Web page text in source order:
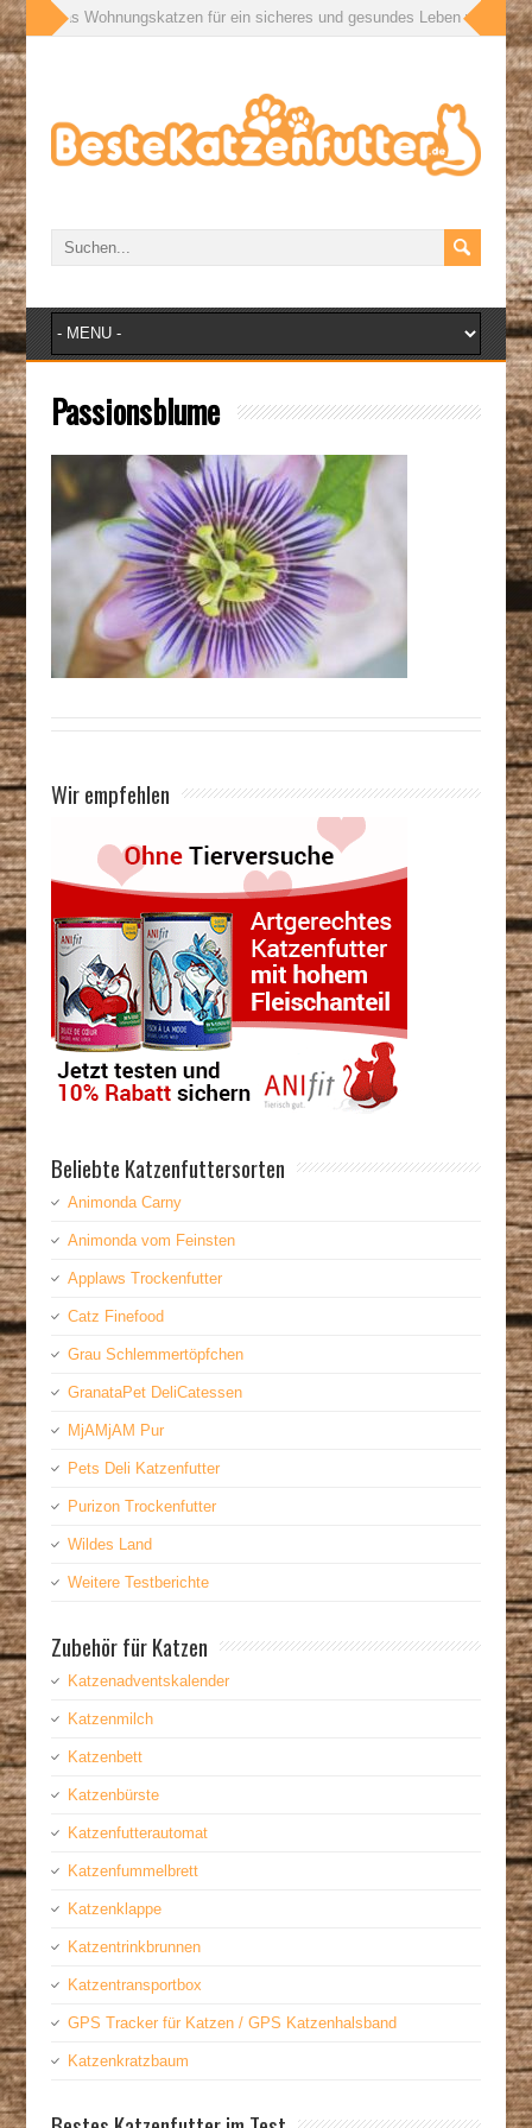
Was Wohnungskatzen für ein sicheres und gesundes Leben wirklich
Passionsblume
Wir empfehlen
Beliebte Katzenfuttersorten
Animonda Carny
Animonda vom Feinsten
Applaws Trockenfutter
Catz Finefood
Grau Schlemmertöpfchen
GranataPet DeliCatessen
MjAMjAM Pur
Pets Deli Katzenfutter
Purizon Trockenfutter
Wildes Land
Weitere Testberichte
Zubehör für Katzen
Katzenadventskalender
Katzenmilch
Katzenbett
Katzenbürste
Katzenfutterautomat
Katzenfummelbrett
Katzenklappe
Katzentrinkbrunnen
Katzentransportbox
GPS Tracker für Katzen / GPS Katzenhalsband
Katzenkratzbaum